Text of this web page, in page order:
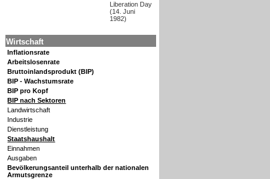
Liberation Day
(14. Juni
1982)
Wirtschaft
Inflationsrate
Arbeitslosenrate
Bruttoinlandsprodukt (BIP)
BIP - Wachstumsrate
BIP pro Kopf
BIP nach Sektoren
Landwirtschaft
Industrie
Dienstleistung
Staatshaushalt
Einnahmen
Ausgaben
Bevölkerungsanteil unterhalb der nationalen
Armutsgrenze